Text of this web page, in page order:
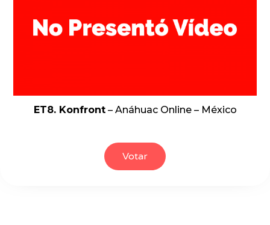
ET8. Konfront– Anáhuac Online – México
Votar